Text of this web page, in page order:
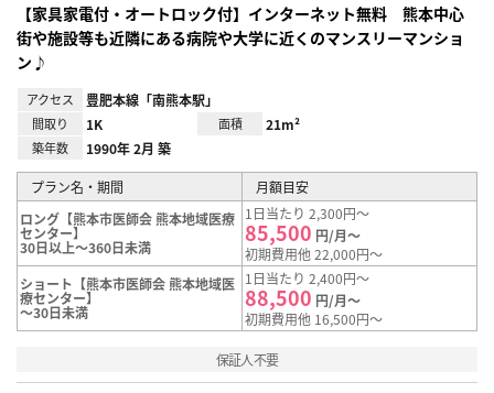
【家具家電付・オートロック付】インターネット無料 熊本中心
街や施設等も近隣にある病院や大学に近くのマンスリーマンショ
ン♪
アクセス 豊肥本線「南熊本駅」
間取り 1K 面積 21m²
築年数 1990年 2月 築
プラン名・期間
月額目安
ロング【熊本市医師会 熊本地域医療
センター】
30日以上～360日未満
1日当たり 2,300円～
85,500 円/月～
初期費用他 22,000円～
ショート【熊本市医師会 熊本地域医
療センター】
～30日未満
1日当たり 2,400円～
88,500 円/月～
初期費用他 16,500円～
保証人不要